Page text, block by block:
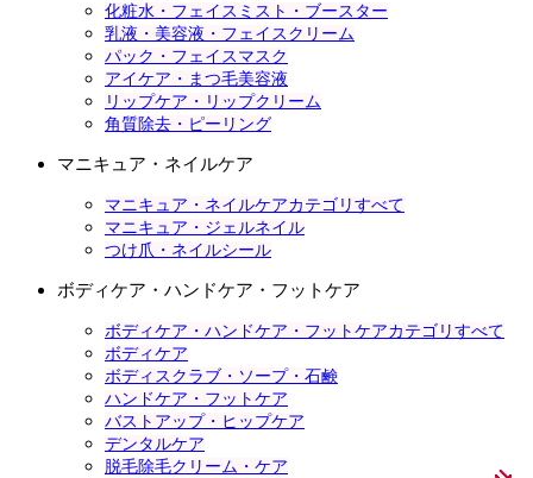
化粧水・フェイスミスト・ブースター
乳液・美容液・フェイスクリーム
パック・フェイスマスク
アイケア・まつ毛美容液
リップケア・リップクリーム
角質除去・ピーリング
マニキュア・ネイルケア
マニキュア・ネイルケアカテゴリすべて
マニキュア・ジェルネイル
つけ爪・ネイルシール
ボディケア・ハンドケア・フットケア
ボディケア・ハンドケア・フットケアカテゴリすべて
ボディケア
ボディスクラブ・ソープ・石鹸
ハンドケア・フットケア
バストアップ・ヒップケア
デンタルケア
脱毛除毛クリーム・ケア